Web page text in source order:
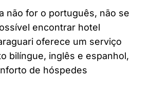
não for o português, não se
encontrar hotel
oferece um serviço
bilíngue, inglês e espanhol,
de hóspedes